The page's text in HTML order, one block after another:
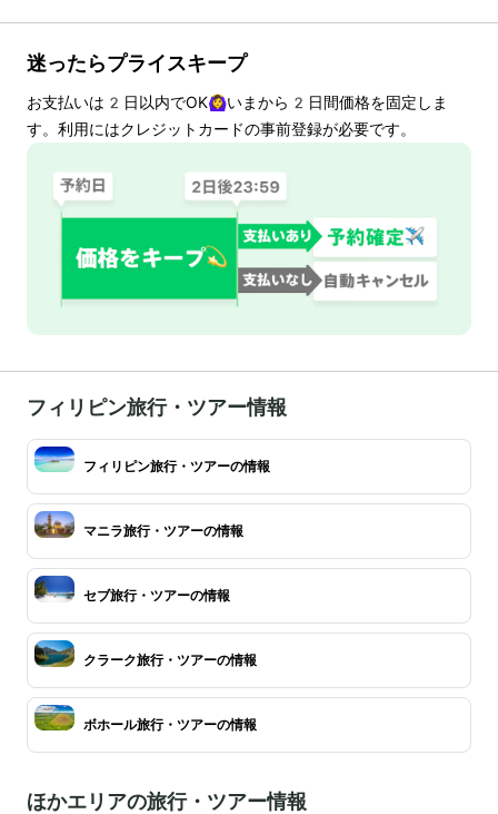
迷ったらプライスキープ
お支払いは 2 日以内でOK🙆‍♀️いまから 2 日間価格を固定しま
す。利用にはクレジットカードの事前登録が必要です。
フィリピン旅行・ツアー情報
フィリピン旅行・ツアーの情報
マニラ旅行・ツアーの情報
セブ旅行・ツアーの情報
クラーク旅行・ツアーの情報
ボホール旅行・ツアーの情報
ほかエリアの旅行・ツアー情報